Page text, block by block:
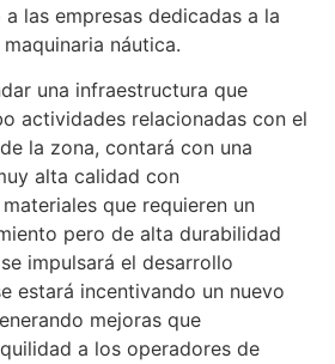
las empresas dedicadas a la
náutica.
una infraestructura que
actividades relacionadas con el
la zona, contará con una
alta calidad con
que requieren un
pero de alta durabilidad
impulsará el desarrollo
estará incentivando un nuevo
mejoras que
a los operadores de